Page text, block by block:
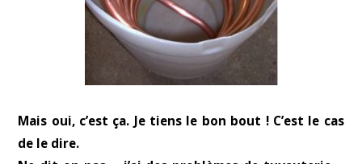
Mais oui, c’est ça. Je tiens le bon bout ! C’est le cas
de le dire.